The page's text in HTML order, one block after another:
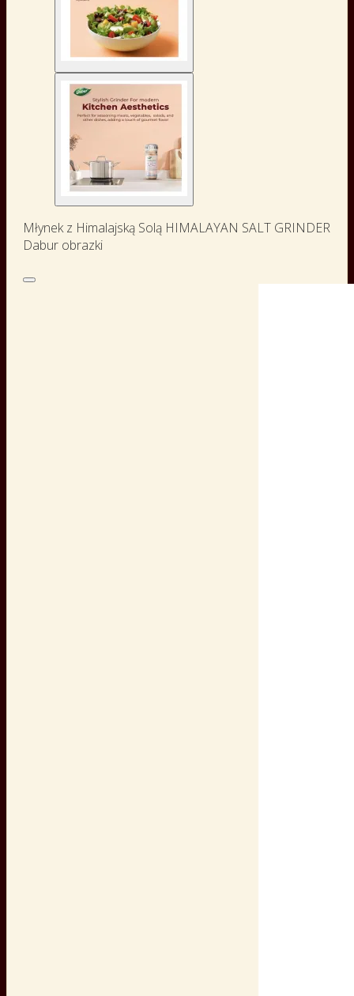
Młynek z Himalajską Solą HIMALAYAN SALT GRINDER
Dabur obrazki